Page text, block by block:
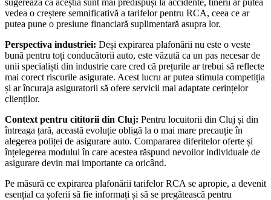
vedea o creștere semnificativă a tarifelor pentru RCA, ceea ce ar
putea pune o presiune financiară suplimentară asupra lor.
Perspectiva industriei: Deși expirarea plafonării nu este o veste
bună pentru toți conducătorii auto, este văzută ca un pas necesar de
unii specialiști din industrie care cred că prețurile ar trebui să reflecte
mai corect riscurile asigurate. Acest lucru ar putea stimula competiția
și ar încuraja asiguratorii să ofere servicii mai adaptate cerințelor
clienților.
Context pentru cititorii din Cluj: Pentru locuitorii din Cluj și din
întreaga țară, această evoluție obligă la o mai mare precauție în
alegerea poliței de asigurare auto. Compararea diferitelor oferte și
înțelegerea modului în care acestea răspund nevoilor individuale de
asigurare devin mai importante ca oricând.
Pe măsură ce expirarea plafonării tarifelor RCA se apropie, a devenit
esențial ca șoferii să fie informați și să se pregătească pentru